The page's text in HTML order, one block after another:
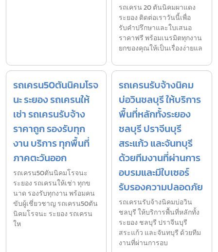
รถเครน 20 ตันนิคมผาแดง
ระยอง ติดต่อเราวันนี้เพื่อ
รับคำปรึกษาและใบเสนอ
ราคาฟรี พร้อมเนรมิตทุกงาน
ยกของคุณให้เป็นเรื่องง่ายแล
รถเครน50ตันนิคมโรจ
นะ ระยอง รถเครนให้
เช่า รถเครนรับจ้าง
ราคาถูก รองรับทุก
งาน บริการ ทุกพื้นที่
ภาคตะวันออก
รถเครน50ตันนิคมโรจนะ
ระยอง รถเครนให้เช่า ทุกข
นาด รองรับทุกงาน พร้อมคน
ขับผู้เชี่ยวชาญ รถเครน50ตัน
นิคมโรจนะ ระยอง รถเครน
ให
รถเครนรับจ้างนิคม
บ่อวินชลบุรี ให้บริการ
พื้นที่หลักทั้งระยอง
ชลบุรี ปราจีนบุรี
สระแก้ว และจันทบุรี
ด้วยทีมงานที่ผ่านการ
อบรมและมีใบเซอร์
รับรองความปลอดภัย
รถเครนรับจ้างนิคมบ่อวิน
ชลบุรี ให้บริการพื้นที่หลักทั้ง
ระยอง ชลบุรี ปราจีนบุรี
สระแก้ว และจันทบุรี ด้วยทีม
งานที่ผ่านการอบ